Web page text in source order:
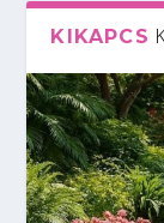
KIKAPCS